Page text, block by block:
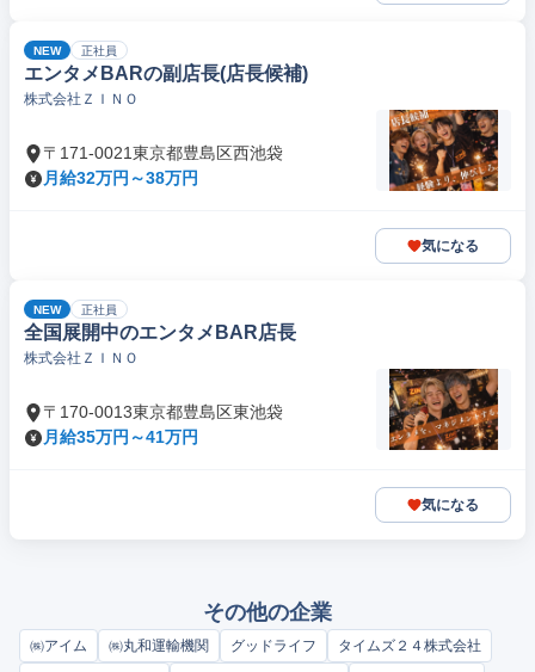
NEW 正社員
エンタメBARの副店長(店長候補)
株式会社ＺＩＮＯ
〒171-0021東京都豊島区西池袋
月給32万円～38万円
気になる
NEW 正社員
全国展開中のエンタメBAR店長
株式会社ＺＩＮＯ
〒170-0013東京都豊島区東池袋
月給35万円～41万円
気になる
その他の企業
㈱アイム ㈱丸和運輸機関 グッドライフ
タイムズ２４株式会社